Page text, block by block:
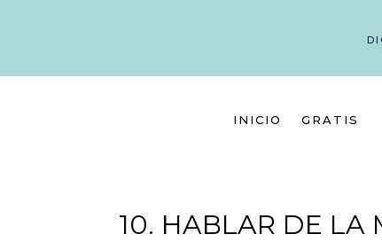
INICIO GRATIS
10. HABLAR DE LA